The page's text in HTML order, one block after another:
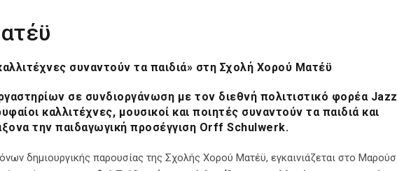
συναντούν τα παιδιά» στη Σχολή Χορού Ματέϋ
σε συνδιοργάνωση με τον διεθνή πολιτιστικό φορέα Jazz
καλλιτέχνες, μουσικοί και ποιητές συναντούν τα παιδιά και
την παιδαγωγική προσέγγιση Orff Schulwerk.
δημιουργικής παρουσίας της Σχολής Χορού Ματέϋ, εγκαινιάζεται στο